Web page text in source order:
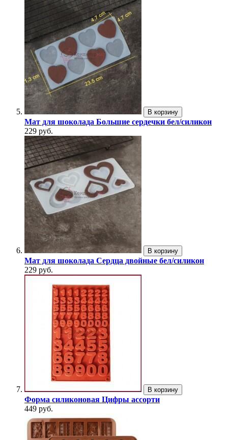
В корзину
Мат для шоколада Большие сердечки бел/силикон
229 руб.
В корзину
Мат для шоколада Сердца двойные бел/силикон
229 руб.
В корзину
Форма силиконовая Цифры ассорти
449 руб.